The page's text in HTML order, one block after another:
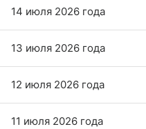
14 июля 2026 года
13 июля 2026 года
12 июля 2026 года
11 июля 2026 года